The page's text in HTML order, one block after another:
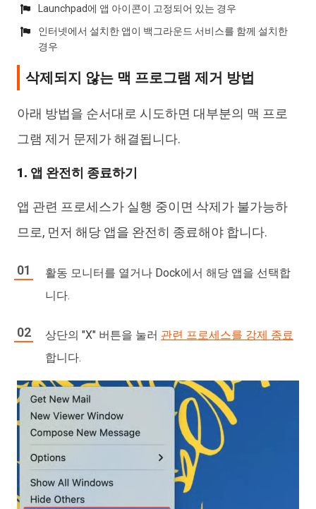
Launchpad에 앱 아이콘이 고정되어 있는 경우
인터넷에서 설치한 앱이 백그라운드 서비스를 함께 설치한
경우
삭제되지 않는 맥 프로그램 제거 방법
아래 방법을 순서대로 시도하면 대부분의 맥 프로
그램 제거 문제가 해결됩니다.
1. 앱 완전히 종료하기
앱 관련 프로세스가 실행 중이면 삭제가 불가능하
므로, 먼저 해당 앱을 완전히 종료해야 합니다.
활동 모니터를 열거나 Dock에서 해당 앱을 선택합
니다.
상단의 "X" 버튼을 눌러 관련 프로세스를 강제 종료
합니다.